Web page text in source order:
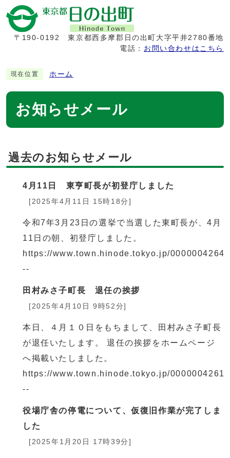
〒190-0192
東京都西多摩郡日の出町大字平井2780番地
電話： お問い合わせはこちら
現在位置 ホーム
お知らせメール
過去のお知らせメール
4月11日 東亨町長が初登庁しました
[2025年4月11日 15時18分]
令和7年3月23日の選挙で当選した東町長が、4月
11日の朝、初登庁しました。
https://www.town.hinode.tokyo.jp/
--
田村みさ子町長 退任の挨拶
[2025年4月10日 9時52分]
本日、４月１０日をもちまして、田村みさ子町長
が退任いたします。 退任の挨拶をホームページ
へ掲載いたしました。
https://www.town.hinode.tokyo.jp/
--
役場庁舎の停電について、仮復旧作業が完了しま
した
[2025年1月20日 17時39分]